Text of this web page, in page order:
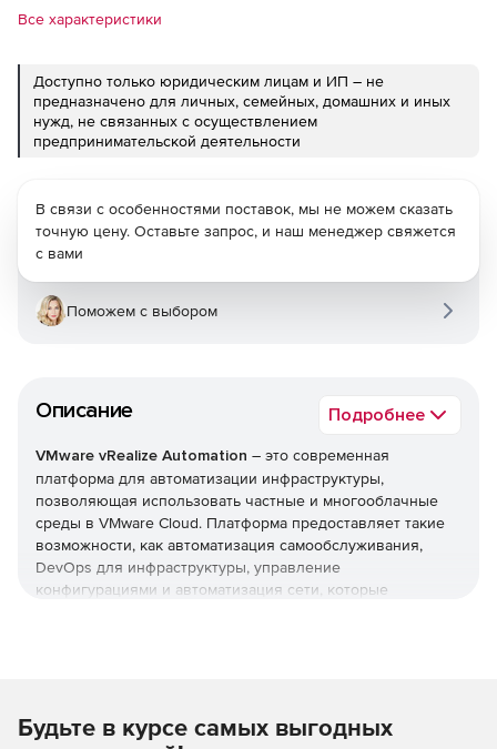
Все характеристики
Доступно только юридическим лицам и ИП – не
предназначено для личных, семейных, домашних и иных
нужд, не связанных с осуществлением
предпринимательской деятельности
Описание Подробнее
VMware vRealize Automation – это современная
платформа для автоматизации инфраструктуры,
позволяющая использовать частные и многооблачные
среды в VMware Cloud. Платформа предоставляет такие
возможности, как автоматизация самообслуживания,
DevOps для инфраструктуры, управление
конфигурациями и автоматизация сети, которые
Группы свойств многократного использования
разрешают администраторам создавать, обновлять,
В связи с особенностями поставок, мы не можем сказать
точную цену. Оставьте запрос, и наш менеджер свяжется
с вами
Поможем с выбором
Будьте в курсе самых выгодных